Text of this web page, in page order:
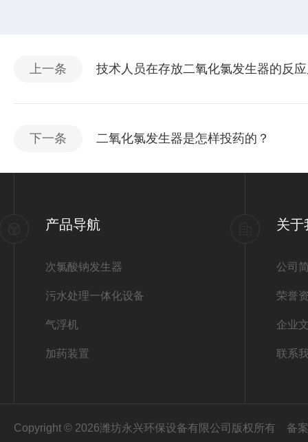
上一条 技术人员在存放二氧化氯发生器的反
下一条 二氧化氯发生器是怎样投药的？
产品导航
次氯酸钠发生器
污水处理一体化设备
气浮机
加药装置
关于
公司
荣誉
企业
联系
Copyright © 2026潍坊永兴环保设备有限公司版权所有 备